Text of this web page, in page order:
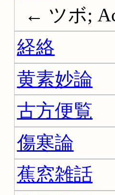
← ツボ;
経絡
黄素妙論
古方便覧
傷寒論
蕉窓雑話